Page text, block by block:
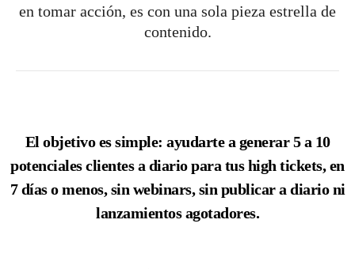
en tomar acción, es con una sola pieza estrella de
contenido.
El objetivo es simple: ayudarte a generar 5 a 10
potenciales clientes a diario para tus high tickets, en
7 días o menos, sin webinars, sin publicar a diario ni
lanzamientos agotadores.